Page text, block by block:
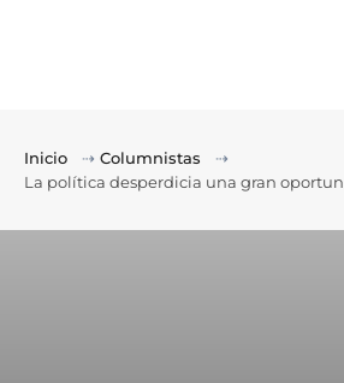
Inicio ⇢ Columnistas
⇢
La política desperdicia una gran